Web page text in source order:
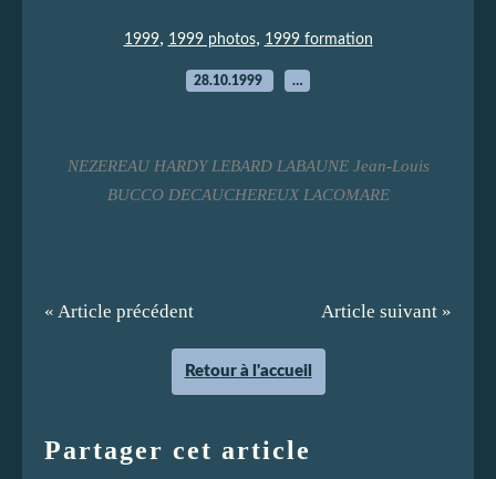
1999, 1999 photos, 1999 formation
28.10.1999 …
NEZEREAU HARDY LEBARD LABAUNE Jean-Louis
BUCCO DECAUCHEREUX LACOMARE
« Article précédent Article suivant »
Retour à l'accueil
Partager cet article